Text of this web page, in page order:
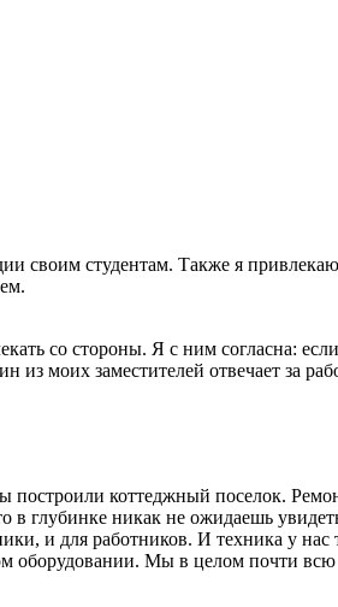
студентам. Также я
со стороны. Я с ним согласна:
моих заместителей отвечает за
построили коттеджный поселок.
в глубинке никак не ожидаешь
и для работников. И техника у нас
оборудовании. Мы в целом почти